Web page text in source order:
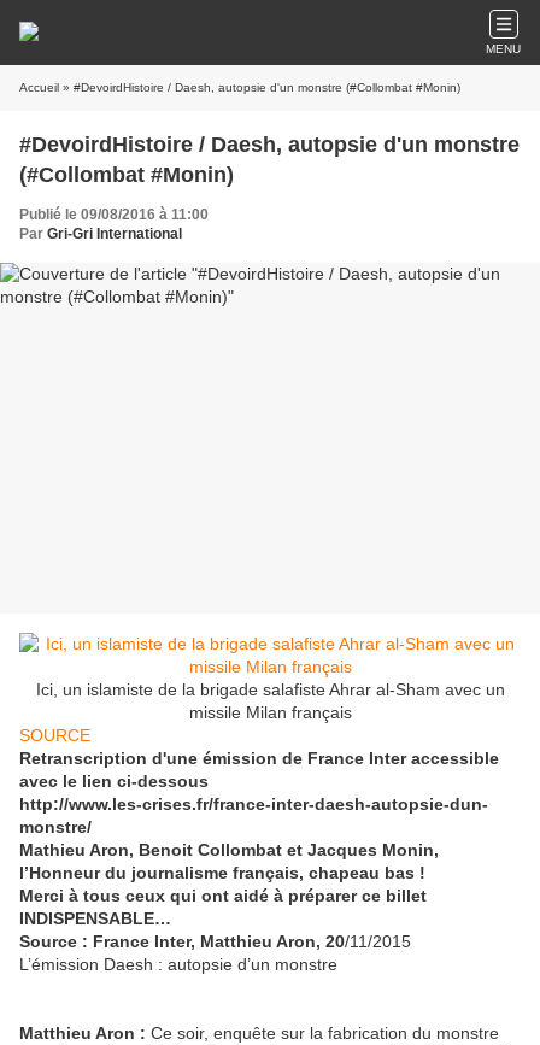
MENU
Accueil » #DevoirdHistoire / Daesh, autopsie d'un monstre (#Collombat #Monin)
#DevoirdHistoire / Daesh, autopsie d'un monstre
(#Collombat #Monin)
Publié le 09/08/2016 à 11:00
Par Gri-Gri International
Ici, un islamiste de la brigade salafiste Ahrar al-Sham avec un
missile Milan français
SOURCE
Retranscription d'une émission de France Inter accessible
avec le lien ci-dessous
http://www.les-crises.fr/france-inter-daesh-autopsie-dun-
monstre/
Mathieu Aron, Benoit Collombat et Jacques Monin,
l’Honneur du journalisme français, chapeau bas !
Merci à tous ceux qui ont aidé à préparer ce billet
INDISPENSABLE…
Source : France Inter, Matthieu Aron, 20/11/2015
L’émission Daesh : autopsie d’un monstre
Matthieu Aron : Ce soir, enquête sur la fabrication du monstre